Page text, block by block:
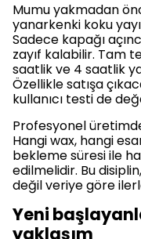
Mumu yakmadan
yanarkenki koku
Sadece kapağı
zayıf kalabilir. Tam
saatlik ve 4 saatlik
Özellikle satışa
kullanıcı testi de
Profesyonel
Hangi wax, hangi
bekleme süresi ile
edilmelidir. Bu
değil veriye göre
Yeni
yaklaşım